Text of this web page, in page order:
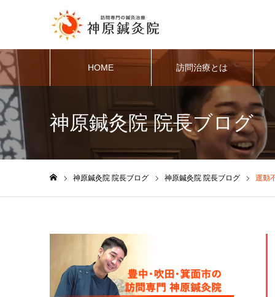
HOME 訪問治療とは
神原鍼灸院 院長ブログ
神原鍼灸院 院長ブログ 神原鍼灸院 院長ブログ 運動